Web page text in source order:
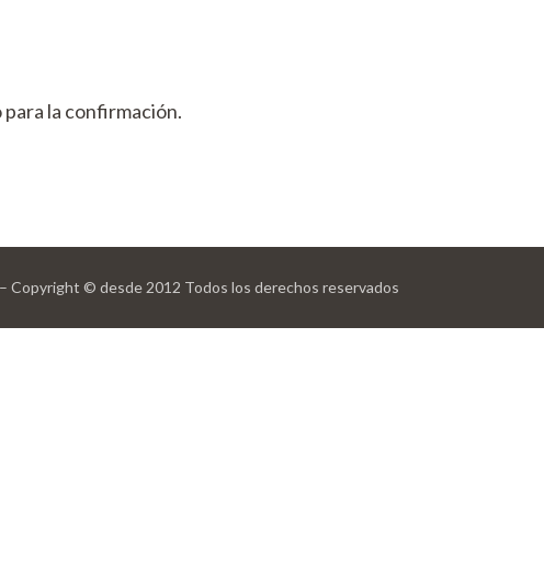
la confirmación.
Copyright © desde 2012 Todos los derechos reservados